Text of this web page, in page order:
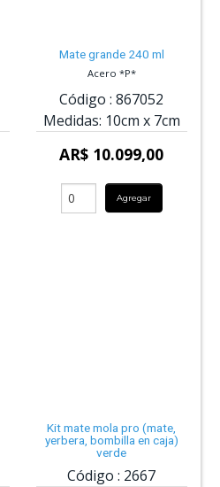
Mate grande 240 ml
Acero *P*
Código : 867052
Medidas: 10cm x 7cm
AR$ 10.099,00
Agregar
Kit mate mola pro (mate,
yerbera, bombilla en caja)
verde
Código : 2667